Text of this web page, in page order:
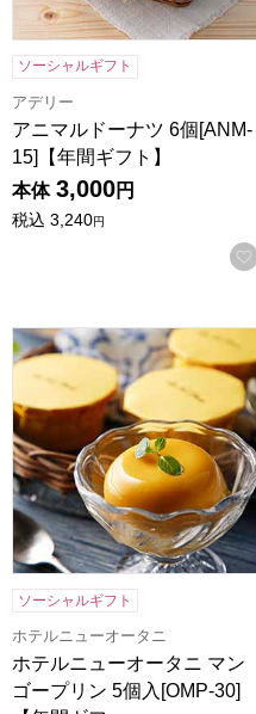
ソーシャルギフト
アデリー
アニマルドーナツ 6個[ANM-
15]【年間ギフト】
本体 3,000円
税込 3,240円
ホテルニューオータニ マン
ソーシャルギフト
ホテルニューオータニ
ホテルニューオータニ マン
ゴープリン 5個入[OMP-30]